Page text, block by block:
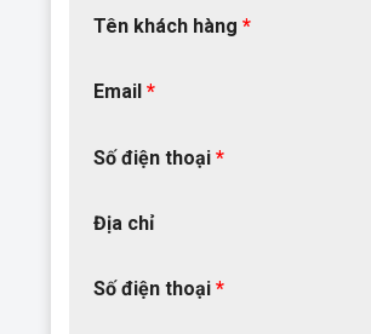
Tên khách hàng *
Email *
Số điện thoại *
Địa chỉ
Số điện thoại *